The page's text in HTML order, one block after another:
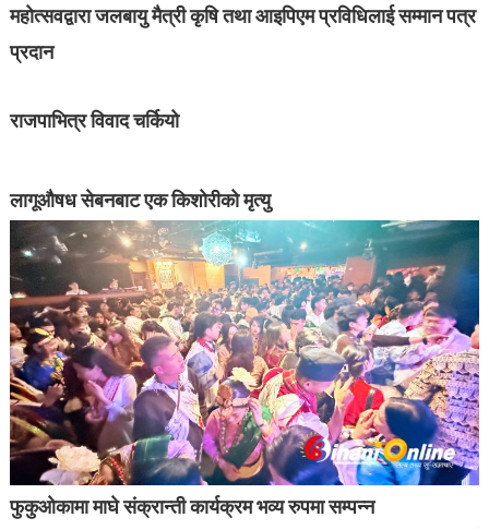
महोत्सवद्वारा जलबायु मैत्री कृषि तथा आइपिएम प्रविधिलाई सम्मान पत्र
प्रदान
राजपाभित्र विवाद चर्कियो
लागूऔषध सेबनबाट एक किशोरीको मृत्यु
फुकुओकामा माघे संक्रान्ती कार्यक्रम भव्य रुपमा सम्पन्न